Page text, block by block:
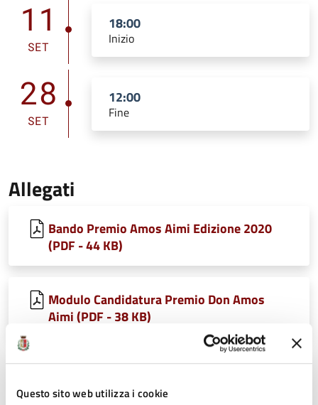
Questo sito web utilizza i cookie
11
SET
18:00
Inizio
28
SET
12:00
Fine
Allegati
Bando Premio Amos Aimi Edizione 2020
(PDF - 44 KB)
Modulo Candidatura Premio Don Amos
Aimi (PDF - 38 KB)
Ultimo aggiornamento:14/09/2020 12:31